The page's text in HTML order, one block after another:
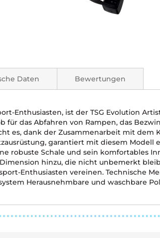
Enthusiasten, ist der TSG Evolution
für das Abfahren von Rampen, das
es, dank der Zusammenarbeit mit dem
garantiert mit diesem
robuste Schale und sein komfortables
hinzu, die nicht unbemerkt
Enthusiasten vereinen. Technische
Herausnehmbare und waschbare
Daten Bewertungen